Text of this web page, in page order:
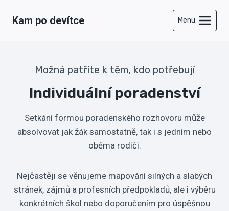
Kam po devítce Menu
Možná patříte k těm, kdo potřebují
Individuální poradenství
Setkání formou poradenského rozhovoru může
absolvovat jak žák samostatně, tak i s jedním nebo
oběma rodiči.
Nejčastěji se věnujeme mapování silných a slabých
stránek, zájmů a profesních předpokladů, ale i výběru
konkrétních škol nebo doporučením pro úspěšnou